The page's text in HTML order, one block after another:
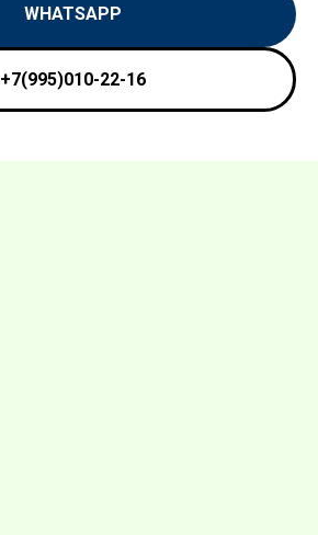
WHATSAPP
+7(995)010-22-16